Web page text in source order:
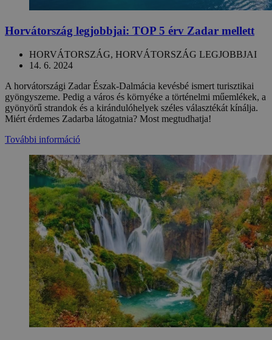
Horvátország legjobbjai: TOP 5 érv Zadar mellett
HORVÁTORSZÁG, HORVÁTORSZÁG LEGJOBBJAI
14. 6. 2024
A horvátországi Zadar Észak-Dalmácia kevésbé ismert turisztikai
gyöngyszeme. Pedig a város és környéke a történelmi műemlékek, a
gyönyörű strandok és a kirándulóhelyek széles választékát kínálja.
Miért érdemes Zadarba látogatnia? Most megtudhatja!
További információ